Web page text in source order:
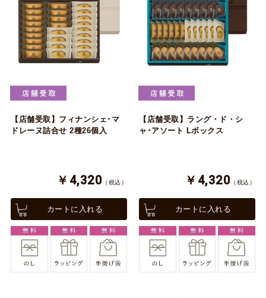
【店舗受取】フィナンシェ･マ
ドレーヌ詰合せ 2種26個入
￥4,320 （税込）
カートに入れる
【店舗受取】ラング・ド・シ
ャ･アソート Lボックス
￥4,320 （税込）
カートに入れる